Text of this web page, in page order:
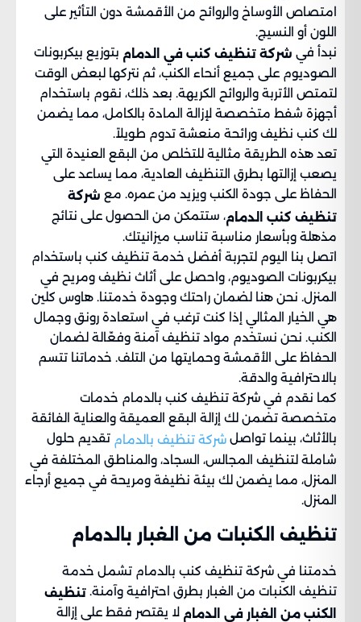
امتصاص الأوساخ والروائح من الأقمشة دون التأثير على
اللون أو النسيج.
نبدأ في شركة تنظيف كنب في الدمام بتوزيع بيكربونات
الصوديوم على جميع أنحاء الكنب، ثم نتركها لبعض الوقت
لتمتص الأتربة والروائح الكريهة. بعد ذلك، نقوم باستخدام
أجهزة شفط متخصصة لإزالة المادة بالكامل، مما يضمن
لك كنب نظيف ورائحة منعشة تدوم طويلاً.
تعد هذه الطريقة مثالية للتخلص من البقع العنيدة التي
يصعب إزالتها بطرق التنظيف العادية، مما يساعد على
الحفاظ على جودة الكنب ويزيد من عمره. مع شركة
تنظيف كنب الدمام، ستتمكن من الحصول على نتائج
مذهلة وبأسعار مناسبة تناسب ميزانيتك.
اتصل بنا اليوم لتجربة أفضل خدمة تنظيف كنب باستخدام
بيكربونات الصوديوم، واحصل على أثاث نظيف ومريح في
المنزل. نحن هنا لضمان راحتك وجودة خدمتنا. هاوس كلين
هي الخيار المثالي إذا كنت ترغب في استعادة رونق وجمال
الكنب. نحن نستخدم مواد تنظيف آمنة وفعّالة لضمان
الحفاظ على الأقمشة وحمايتها من التلف. خدماتنا تتسم
بالاحترافية والدقة.
كما نقدم في شركة تنظيف كنب بالدمام خدمات
متخصصة تضمن لك إزالة البقع العميقة والعناية الفائقة
بالأثاث، بينما تواصل شركة تنظيف بالدمام تقديم حلول
شاملة لتنظيف المجالس، السجاد، والمناطق المختلفة في
المنزل، مما يضمن لك بيئة نظيفة ومريحة في جميع أرجاء
المنزل.
تنظيف الكنبات من الغبار​ بالدمام
خدمتنا في شركة تنظيف كنب بالدمام تشمل خدمة
تنظيف الكنبات من الغبار بطرق احترافية وآمنة. تنظيف
الكنب من الغبار في الدمام لا يقتصر فقط على إزالة